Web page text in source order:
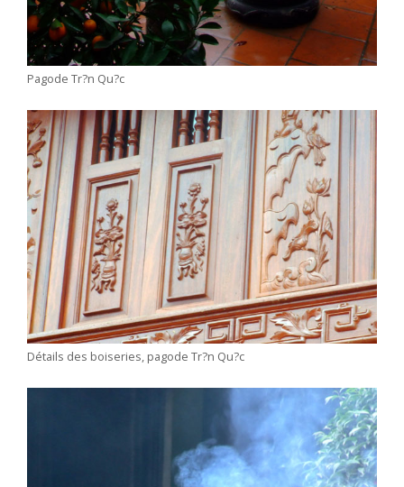
Pagode Tr?n Qu?c
Détails des boiseries, pagode Tr?n Qu?c